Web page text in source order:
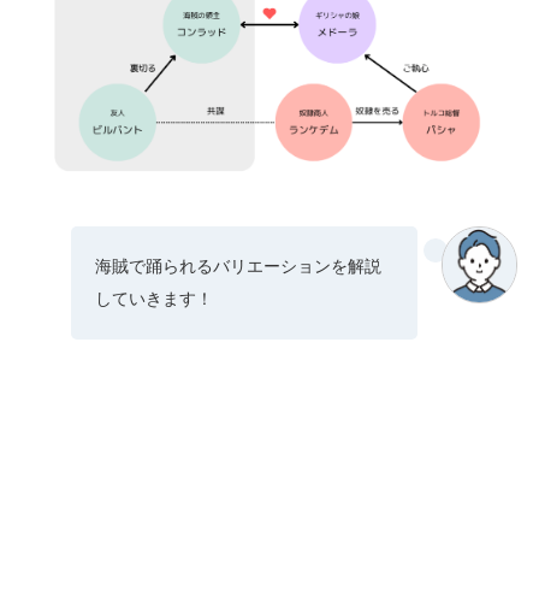
海賊で踊られるバリエーションを解説
していきます！